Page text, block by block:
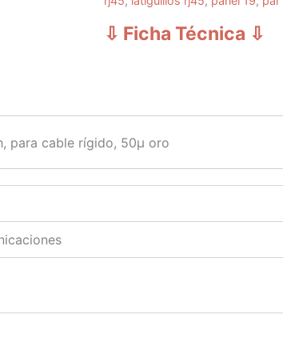
⇩ Ficha Técnica ⇩
para cable rígido, 50μ oro